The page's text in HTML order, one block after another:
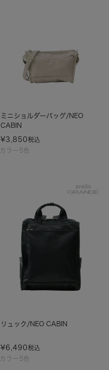
カラー5色
ミニショルダーバッグ/NEO
CABIN
¥3,850税込
カラー5色
リュック/NEO CABIN
¥6,490税込